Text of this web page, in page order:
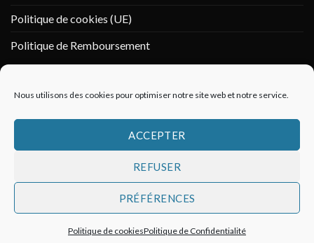
Nous utilisons des cookies pour optimiser notre site web et notre service.
ACCEPTER
REFUSER
PRÉFÉRENCES
Politique de cookiesPolitique de Confidentialité
Politique de cookies (UE)
Politique de Remboursement
Copyright 2026 ©Vikings & Co